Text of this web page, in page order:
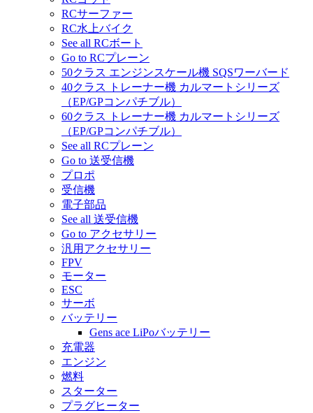
RCサーファー
RC水上バイク
See all RCボート
Go to RCプレーン
50クラス エンジンスケール機 SQSワーバード
40クラス トレーナー機 カルマートシリーズ
（EP/GPコンパチブル）
60クラス トレーナー機 カルマートシリーズ
（EP/GPコンパチブル）
See all RCプレーン
Go to 送受信機
プロポ
受信機
電子部品
See all 送受信機
Go to アクセサリー
汎用アクセサリー
FPV
モーター
ESC
サーボ
バッテリー
Gens ace LiPoバッテリー
充電器
エンジン
燃料
スターター
プラグヒーター